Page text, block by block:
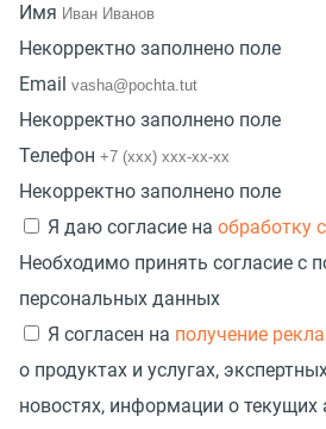
Имя
Некорректно заполнено поле
Email
Некорректно заполнено поле
Телефон
Некорректно заполнено поле
Я даю согласие на обработку
Необходимо принять согласие с
персональных данных
Я согласен на получение
о продуктах и услугах,
новостях, информации о текущих